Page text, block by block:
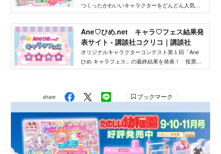
つくったかわいいキャラクターをどんどん人気者
作りたいクリエイターを応援するイベントです！
Ane♡ひめ.net キャラ♡フェス結果発
表サイト - 講談社コクリコ｜講談社
オリジナルキャラクターコンテスト第１回「Ane
ひめ キャラフェス」の最終結果を発表！ 投票結
share ブックマーク